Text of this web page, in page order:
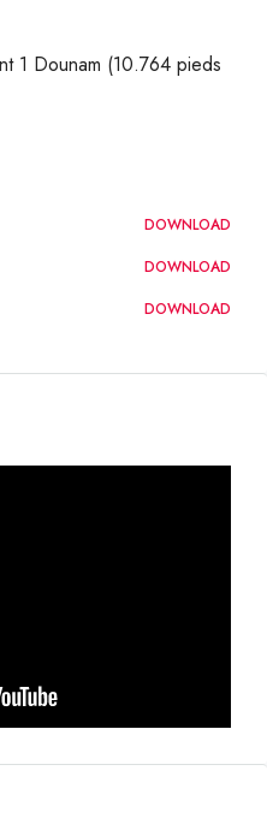
1 Dounam (10.764 pieds
DOWNLOAD
DOWNLOAD
DOWNLOAD